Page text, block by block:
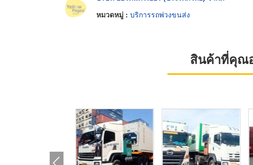
หมวดหมู่ : บริการรถพ่วงขนส่ง
สินค้าที่คุณ